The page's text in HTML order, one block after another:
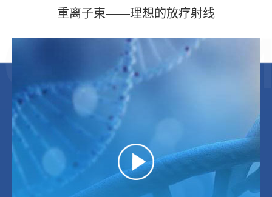
重离子束——理想的放疗射线